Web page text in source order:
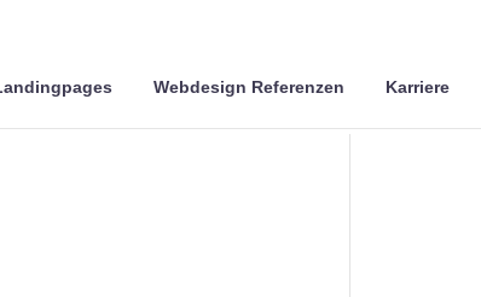
Webdesign Referenzen Karriere